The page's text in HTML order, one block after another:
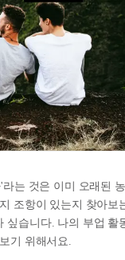
는 것은 이미 오래된 농
조항이 있는지 찾아보
싶습니다. 나의 부업 활
기 위해서요.